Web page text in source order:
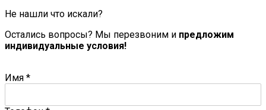
Не нашли что искали?
Остались вопросы? Мы перезвоним и предложим
индивидуальные условия!
Имя *